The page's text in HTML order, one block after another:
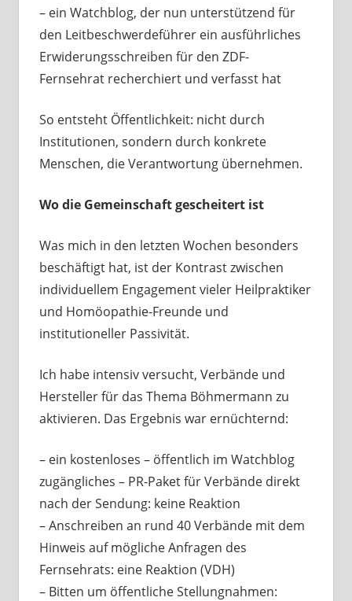
– ein Watchblog, der nun unterstützend für
den Leitbeschwerdeführer ein ausführliches
Erwiderungsschreiben für den ZDF-
Fernsehrat recherchiert und verfasst hat
So entsteht Öffentlichkeit: nicht durch
Institutionen, sondern durch konkrete
Menschen, die Verantwortung übernehmen.
Wo die Gemeinschaft gescheitert ist
Was mich in den letzten Wochen besonders
beschäftigt hat, ist der Kontrast zwischen
individuellem Engagement vieler Heilpraktiker
und Homöopathie-Freunde und
institutioneller Passivität.
Ich habe intensiv versucht, Verbände und
Hersteller für das Thema Böhmermann zu
aktivieren. Das Ergebnis war ernüchternd:
– ein kostenloses – öffentlich im Watchblog
zugängliches – PR-Paket für Verbände direkt
nach der Sendung: keine Reaktion
– Anschreiben an rund 40 Verbände mit dem
Hinweis auf mögliche Anfragen des
Fernsehrats: eine Reaktion (VDH)
– Bitten um öffentliche Stellungnahmen: